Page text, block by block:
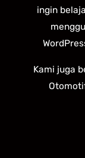
ingin
Kami juga